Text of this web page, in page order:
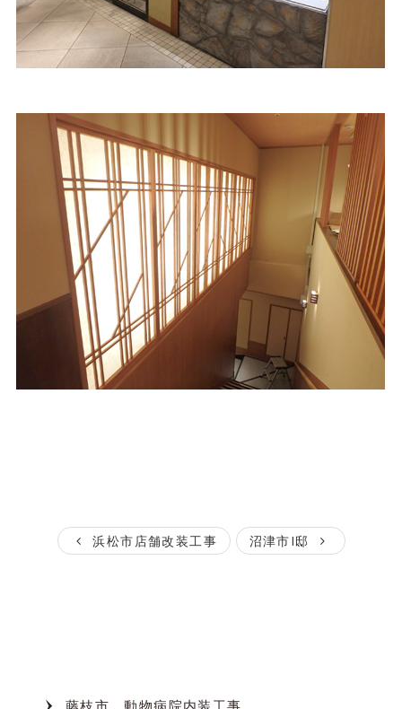
浜松市店舗改装工事 沼津市I邸
藤枝市 動物病院内装工事